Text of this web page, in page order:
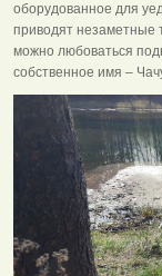
оборудованное для
приводят незаметные
можно любоваться
собственное имя –